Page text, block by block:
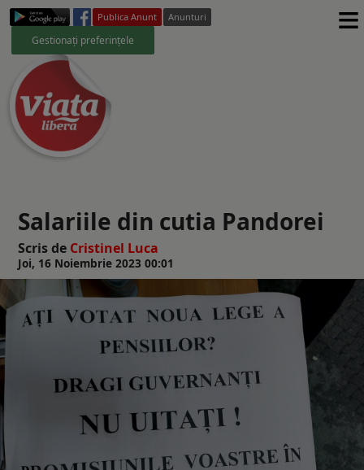
Publica Anunt Anunturi
Gestionați preferințele ≡
Salariile din cutia Pandorei
Scris de Cristinel Luca
Joi, 16 Noiembrie 2023 00:01